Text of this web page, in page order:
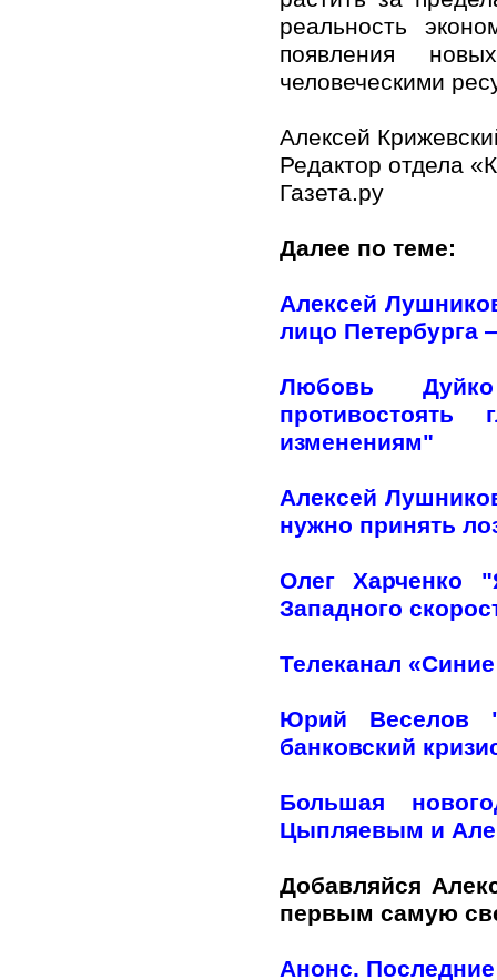
реальность
появления
человеческими
Алексей
Редактор отдела
Газета.ру
Далее по теме:
Алексей
лицо Петербурга
Любовь
противостоять
изменениям"
Алексей
нужно принять
Олег Харченко
Западного
Телеканал
Юрий Веселов
банковский
Большая
Цыпляевым и
Добавляйся
первым самую
Анонс.